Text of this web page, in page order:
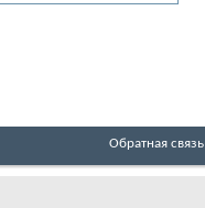
Обратная связь